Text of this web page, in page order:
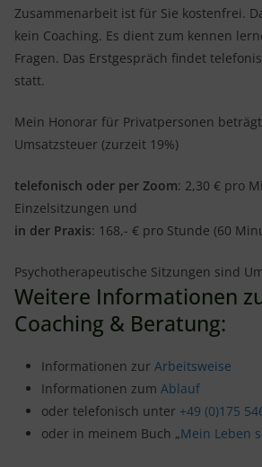
Zusammenarbeit ist für Sie kostenfrei.
kein Coaching. Es dient zum kennen
Fragen. Das Erstgespräch findet
statt.
Mein Honorar für Privatpersonen
Umsatzsteuer (zurzeit 19%)
telefonisch oder per Zoom: 2,30 € pro
Einzelsitzungen und
in der Praxis: 168,- € pro Stunde (60
Psychotherapeutische Sitzungen sind
Weitere Informationen
Coaching & Beratung:
Informationen zur Arbeitsweise
Informationen zum Ablauf
oder telefonisch unter +49 (0)175
oder in meinem Buch „Mein Leben